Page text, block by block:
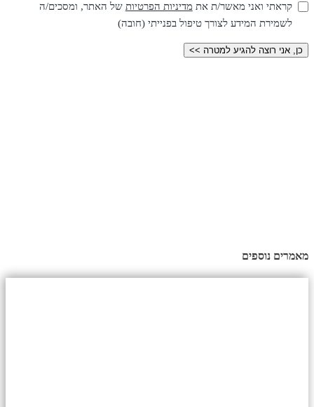
קראתי ואני מאשר/ת את מדיניות הפרטיות של האתר, ומסכים/ה
לשמירת המידע לצורך טיפול בפנייתי (חובה)
מאמרים נוספים